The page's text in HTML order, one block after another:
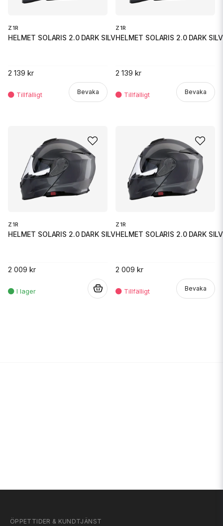
Z1R
HELMET SOLARIS 2.0 DARK SILVER
2 139 kr
Bevaka
Z1R
HELMET SOLARIS 2.0 DARK
2 139 kr
Bevaka
Z1R
HELMET SOLARIS 2.0 DARK SILVER
2 009 kr
Z1R
HELMET SOLARIS 2.0 DARK
2 009 kr
Bevaka
ÖPPETTIDER & KUNDTJÄNST